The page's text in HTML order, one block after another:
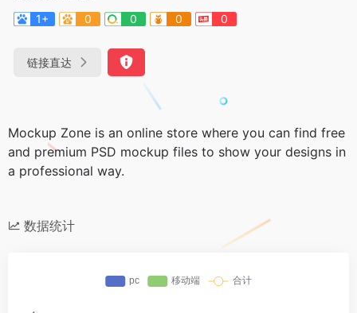
1+
0 0 0 0
链接直达
Mockup Zone is an online store where you can find free
and premium PSD mockup files to show your designs in
a professional way.
数据统计